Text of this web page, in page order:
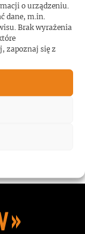
o urządzeniu.
dane, m.in.
Brak wyrażenia
zapoznaj się z